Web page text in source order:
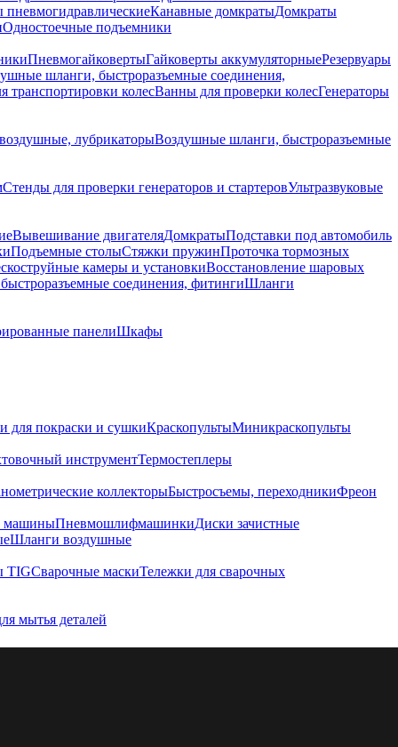
пневмогидравлическиеКанавные домкратыДомкраты
Одностоечные подъемники
ПневмогайковертыГайковерты аккумуляторныеРезервуары
шланги, быстроразъемные соединения,
транспортировки колесВанны для проверки колесГенераторы
лубрикаторыВоздушные шланги, быстроразъемные
Стенды для проверки генераторов и стартеровУльтразвуковые
Вывешивание двигателяДомкратыПодставки под автомобиль
Подъемные столыСтяжки пружинПроточка тормозных
камеры и установкиВосстановление шаровых
соединения, фитингиШланги
панелиШкафы
для покраски и сушкиКраскопультыМиникраскопульты
инструментТермостеплеры
коллекторыБыстросъемы, переходникиФреон
машиныПневмошлифмашинкиДиски зачистные
Шланги воздушные
TIGСварочные маскиТележки для сварочных
мытья деталей